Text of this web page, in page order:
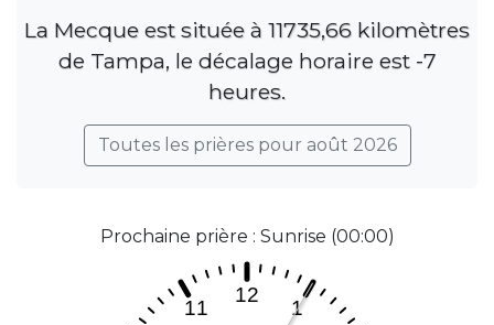
La Mecque est située à 11735,66 kilomètres
de Tampa, le décalage horaire est -7
heures.
Toutes les prières pour août 2026
Prochaine prière : Sunrise (00:00)